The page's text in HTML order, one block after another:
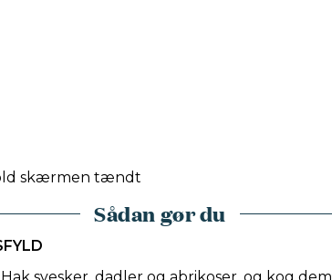
skærmen tændt
Sådan gør du